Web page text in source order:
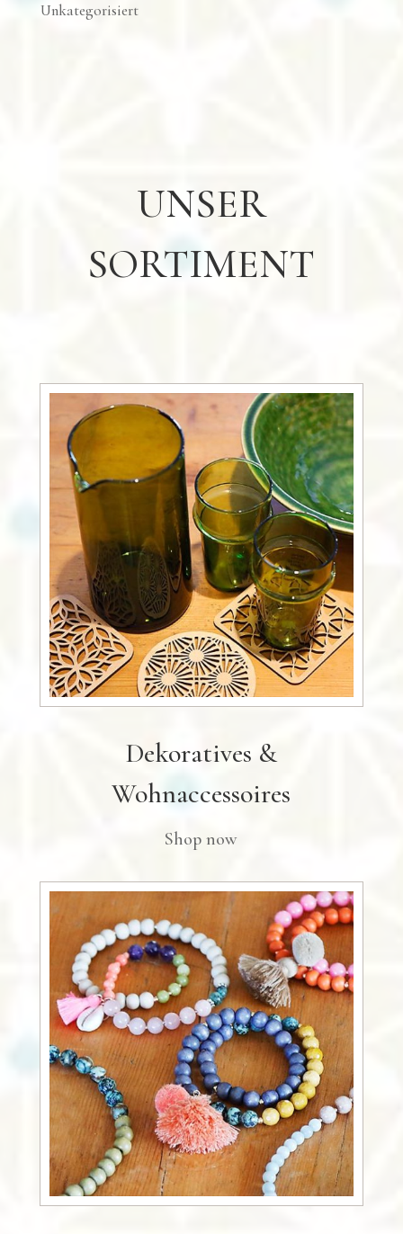
Unkategorisiert
UNSER
SORTIMENT
Dekoratives &
Wohnaccessoires
Shop now